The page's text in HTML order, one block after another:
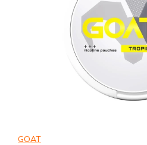
GOAT